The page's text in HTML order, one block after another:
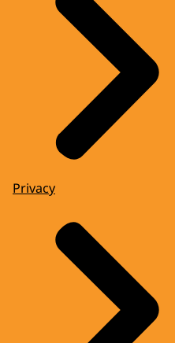
Privacy